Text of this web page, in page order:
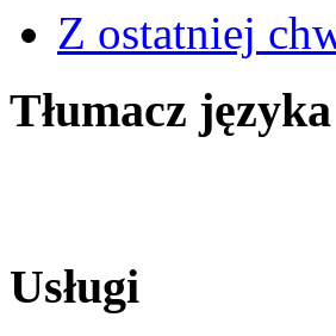
Z ostatniej
Tłumacz
Usługi